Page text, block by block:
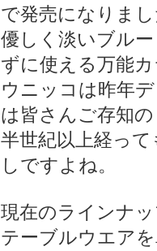
で発売になりま
優しく淡いブル
ずに使える万能
ウニッコは昨年
は皆さんご存知
半世紀以上経っ
しですよね。
現在のラインナ
テーブルウエア